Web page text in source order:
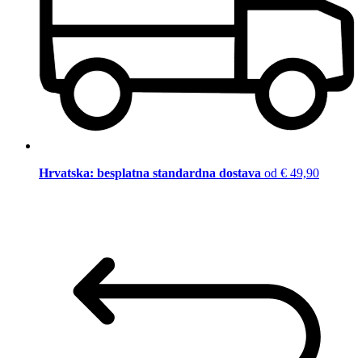
Hrvatska: besplatna standardna dostava od € 49,90